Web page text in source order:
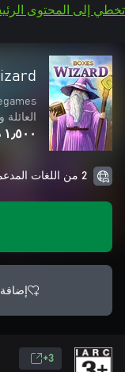
تخطي إلى المحتوى
١٫٥٠٠ د.ك.‏
2 من اللغات المدعمة
3+